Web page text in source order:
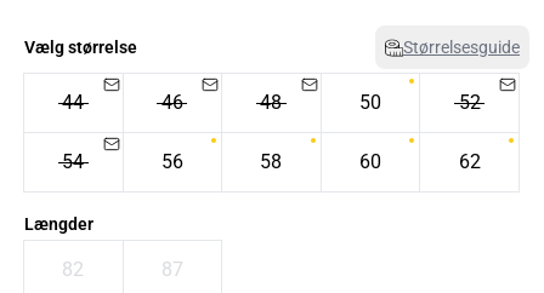
Vælg størrelse Størrelsesguide
44 46 48 50 52
54 56 58 60 62
Længder
82 87